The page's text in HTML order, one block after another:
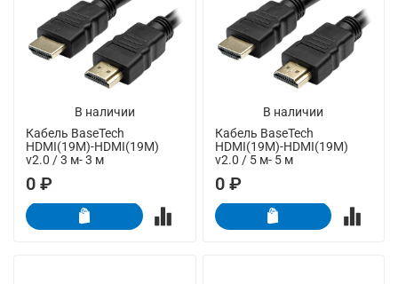
В наличии
Кабель BaseTech
HDMI(19M)-HDMI(19M)
v2.0 / 3 м- 3 м
0 ₽
В наличии
Кабель BaseTech
HDMI(19M)-HDMI(19M)
v2.0 / 5 м- 5 м
0 ₽